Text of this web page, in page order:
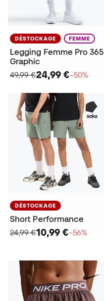
DÉSTOCKAGE FEMME
Legging Femme Pro 365
Graphic
49,99 €24,99 €−50%
DÉSTOCKAGE
Short Performance
24,99 €10,99 €−56%